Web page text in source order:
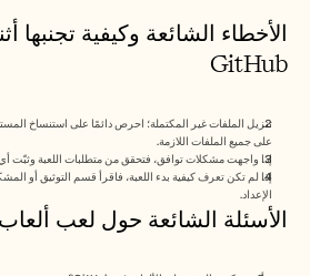
GitHub
على جميع الملفات اللازمة.
إذا واجهت مشكلات توافق، فتحقق من متطلبات اللعبة وثبّت
الإعداد.
الأسئلة الشائعة حول لعب ألعاب GitHub